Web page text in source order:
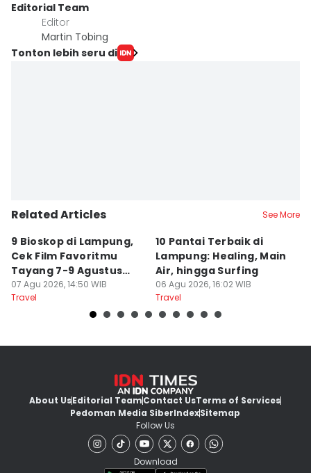
Editorial Team
Editor
Martin Tobing
Tonton lebih seru di
Related Articles See More
9 Bioskop di Lampung,
Cek Film Favoritmu
Tayang 7-9 Agustus
2026
07 Agu 2026, 14:50 WIB
Travel
10 Pantai Terbaik di
Lampung: Healing, Main
Air, hingga Surfing
06 Agu 2026, 16:02 WIB
Travel
About UsEditorial TeamContact UsTerms of Services
Pedoman Media SiberIndexSitemap
Follow Us
Download